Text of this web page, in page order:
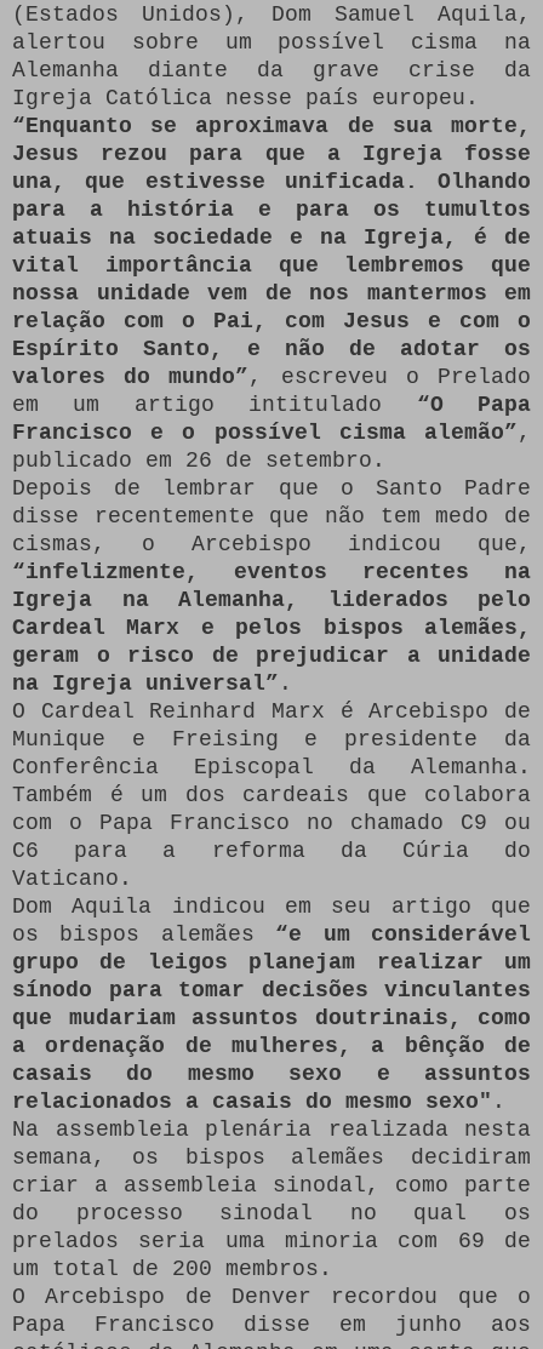
(Estados Unidos), Dom Samuel Aquila,
alertou sobre um possível cisma na
Alemanha diante da grave crise da
Igreja Católica nesse país europeu.
“Enquanto se aproximava de sua morte,
Jesus rezou para que a Igreja fosse
una, que estivesse unificada. Olhando
para a história e para os tumultos
atuais na sociedade e na Igreja, é de
vital importância que lembremos que
nossa unidade vem de nos mantermos em
relação com o Pai, com Jesus e com o
Espírito Santo, e não de adotar os
valores do mundo” , escreveu o Prelado
em um artigo intitulado “O Papa
Francisco e o possível cisma alemão” ,
publicado em 26 de setembro.
Depois de lembrar que o Santo Padre
disse recentemente que não tem medo de
cismas, o Arcebispo indicou que,
“infelizmente, eventos recentes na
Igreja na Alemanha, liderados pelo
Cardeal Marx e pelos bispos alemães,
geram o risco de prejudicar a unidade
na Igreja universal” .
O Cardeal Reinhard Marx é Arcebispo de
Munique e Freising e presidente da
Conferência Episcopal da Alemanha.
Também é um dos cardeais que colabora
com o Papa Francisco no chamado C9 ou
C6 para a reforma da Cúria do
Vaticano.
Dom Aquila indicou em seu artigo que
os bispos alemães “e um considerável
grupo de leigos planejam realizar um
sínodo para tomar decisões vinculantes
que mudariam assuntos doutrinais, como
a ordenação de mulheres, a bênção de
casais do mesmo sexo e assuntos
relacionados a casais do mesmo sexo" .
Na assembleia plenária realizada nesta
semana, os bispos alemães decidiram
criar a assembleia sinodal, como parte
do processo sinodal no qual os
prelados seria uma minoria com 69 de
um total de 200 membros.
O Arcebispo de Denver recordou que o
Papa Francisco disse em junho aos